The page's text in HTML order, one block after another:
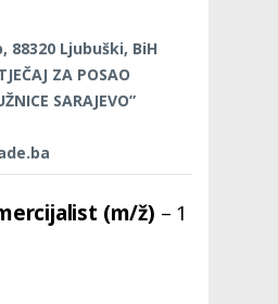
88320 Ljubuški, BiH
ZA POSAO
SARAJEVO”
(m/ž) – 1